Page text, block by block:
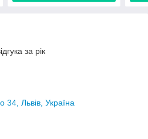
за рік
34, Львів, Україна